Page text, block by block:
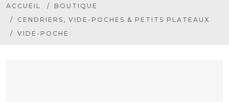
ACCUEIL
BOUTIQUE
CENDRIERS, VIDE-POCHES & PETITS PLATEAUX
VIDE-POCHE